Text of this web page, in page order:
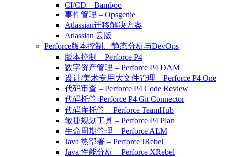
CI/CD – Bamboo
事件管理 – Opsgenie
Atlassian迁移解决方案
Atlassian 云版
Perforce版本控制、静态分析与DevOps
版本控制 – Perforce P4
数字资产管理 – Perforce P4 DAM
设计/美术专用大文件管理 – Perforce P4 One
代码审查 – Perforce P4 Code Review
代码托管-Perforce P4 Git Connector
代码库托管 – Perforce TeamHub
敏捷规划工具 – Perforce P4 Plan
生命周期管理 – Perforce ALM
Java 热部署 – Perforce JRebel
Java 性能分析 – Perforce XRebel